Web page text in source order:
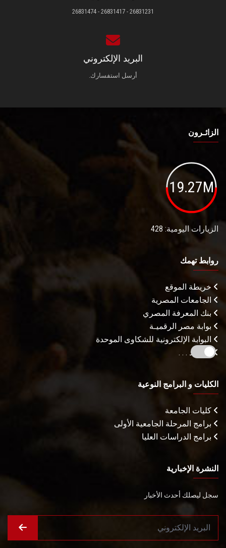
26831231 - 26831417 - 26831474
البريد الإلكتروني
أرسل استفسارك.
الزائـرون
19.27M
الزيارات اليومية: 428
روابط تهمك
خريطة الموقع
الجامعات المصرية
بنك المعرفة المصري
بوابة مصر الرقميـة
البوابة الإلكترونية للشكاوى الموحدة
المزيـد . . .
الكليات و البرامج النوعية
كليات الجامعة
برامج المرحلة الجامعية الأولى
برامج الدراسات العليا
النشرة الإخبارية
سجل ليصلك أحدث الأخبار